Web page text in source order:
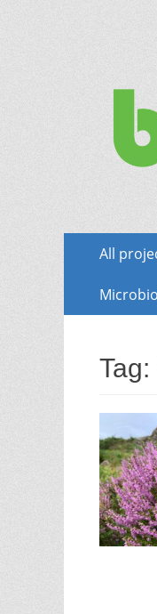
The
content
All
Tag: